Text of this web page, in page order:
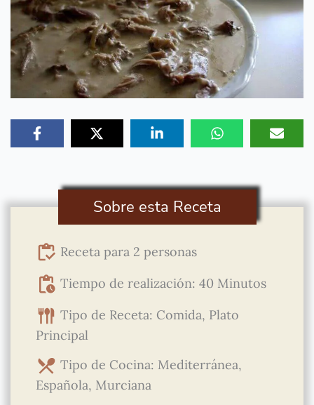
Sobre esta Receta
Receta para 2 personas
Tiempo de realización: 40 Minutos
Tipo de Receta: Comida, Plato
Principal
Tipo de Cocina: Mediterránea,
Española, Murciana